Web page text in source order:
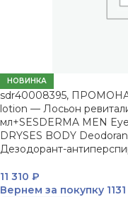
НОВИНКА
sdr40008395,
lotion — Лосьон
мл+SESDERMA MEN
DRYSES BODY
Дезодорант-
11 310 ₽
Вернем за покупку